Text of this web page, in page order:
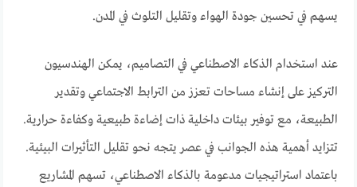
يسهم في تحسين جودة الهواء وتقليل التلوث في المدن.
عند استخدام الذكاء الاصطناعي في التصاميم، يمكن الهندسيون
التركيز على إنشاء مساحات تعزز من الترابط الاجتماعي وتقدير
الطبيعة، مع توفير بيئات داخلية ذات إضاءة طبيعية وكفاءة حرارية.
تتزايد أهمية هذه الجوانب في عصر يتجه نحو تقليل التأثيرات البيئية.
باعتماد استراتيجيات مدعومة بالذكاء الاصطناعي، تسهم المشاريع